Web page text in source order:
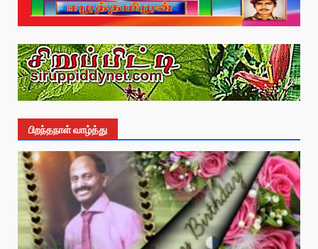
பிறந்தநாள் வாழ்த்து